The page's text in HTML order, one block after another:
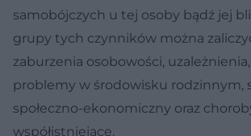
samobójczych u tej osoby bądź jej
grupy tych czynników można
zaburzenia osobowości,
problemy w środowisku rodzinnym,
społeczno-ekonomiczny oraz
współistniejące.